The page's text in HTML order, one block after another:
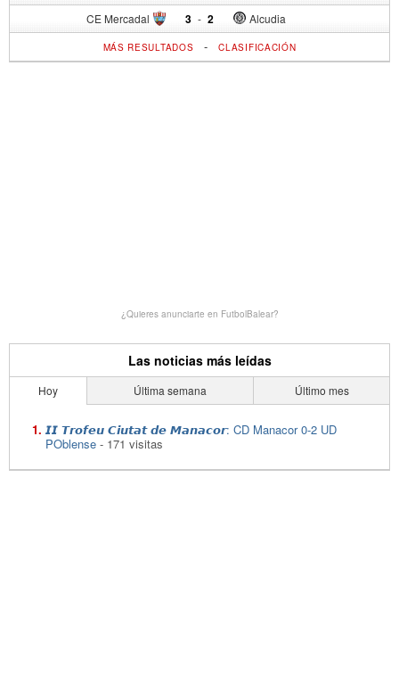
CE Mercadal 3 - Alcudia
2
MÁS RESULTADOS -CLASIFICACIÓN
¿Quieres anunciarte en FutbolBalear?
Las noticias más leídas
Hoy Última semana Último mes
𝙄𝙄 𝙏𝙧𝙤𝙛𝙚𝙪 𝘾𝙞𝙪𝙩𝙖𝙩 𝙙𝙚 𝙈𝙖𝙣𝙖𝙘𝙤𝙧: CD Manacor 0-2 UD
POblense - 171 visitas